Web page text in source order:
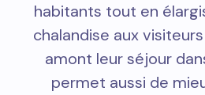
habitants tout en
chalandise aux
amont leur séjour
permet aussi de